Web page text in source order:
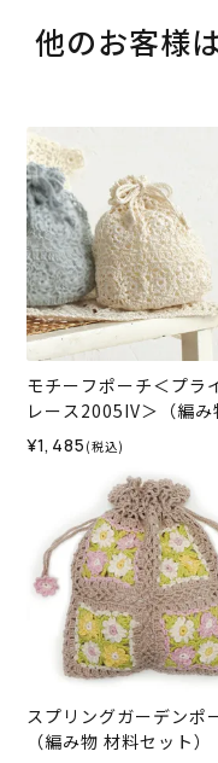
他のお客様
モチーフポーチ＜プラ
レース2005IV＞（編み
料セット）
¥1,485 (税込)
スプリングガーデンポ
（編み物 材料セット）